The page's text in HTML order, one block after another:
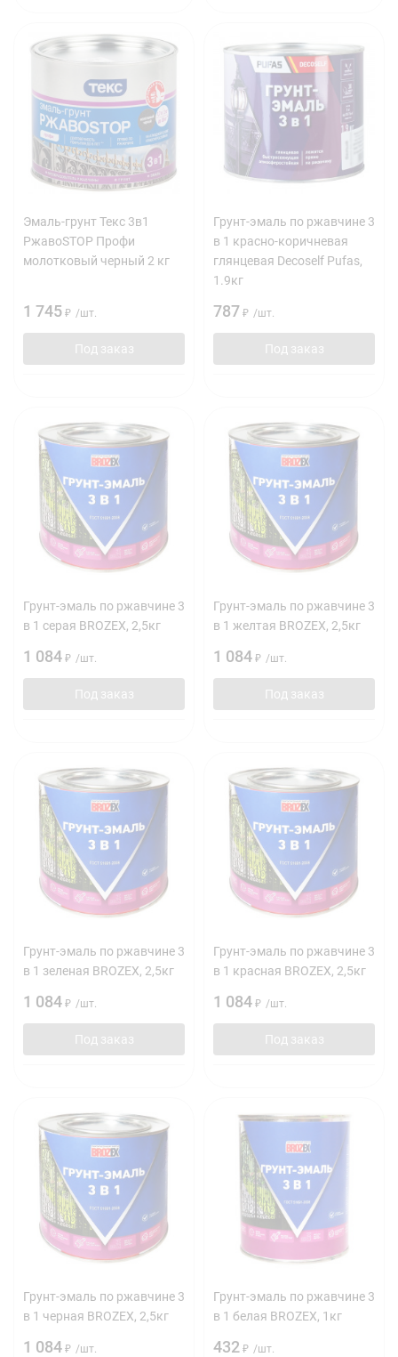
Эмаль-грунт Текс 3в1
РжавоSTOP Профи
молотковый черный 2 кг
1 745 ₽ /шт.
Под заказ
Грунт-эмаль по ржавчине 3
в 1 красно-коричневая
глянцевая Decoself Pufas,
1.9кг
787 ₽ /шт.
Под заказ
Грунт-эмаль по ржавчине 3
в 1 серая BROZEX, 2,5кг
1 084 ₽ /шт.
Под заказ
Грунт-эмаль по ржавчине 3
в 1 желтая BROZEX, 2,5кг
1 084 ₽ /шт.
Под заказ
Грунт-эмаль по ржавчине 3
в 1 зеленая BROZEX, 2,5кг
1 084 ₽ /шт.
Под заказ
Грунт-эмаль по ржавчине 3
в 1 красная BROZEX, 2,5кг
1 084 ₽ /шт.
Под заказ
Грунт-эмаль по ржавчине 3
в 1 черная BROZEX, 2,5кг
1 084 ₽ /шт.
Грунт-эмаль по ржавчине 3
в 1 белая BROZEX, 1кг
432 ₽ /шт.